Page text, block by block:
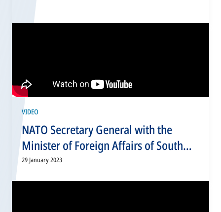
VIDEO
NATO Secretary General with the
Minister of Foreign Affairs of South
Korea Jin Park
29 January 2023